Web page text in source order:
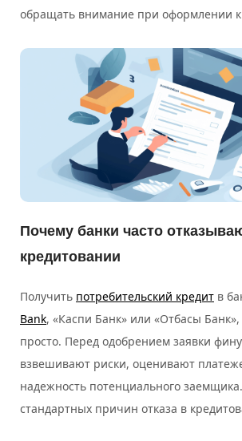
обращать внимание при оформлении
Почему банки часто
кредитовании
Получить потребительский кредит в
Bank, «Каспи Банк» или «Отбасы
просто. Перед одобрением заявки
взвешивают риски, оценивают
надежность потенциального
стандартных причин отказа в